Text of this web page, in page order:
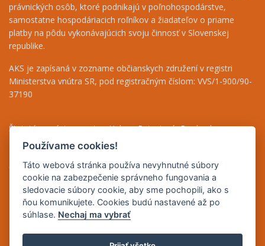
právnických osôb, ktoré podnikajú v poľnohospodárstve,
samostatne hospodáriacich roľníkov a žiadateľov o priame
platby na pôdu vykonávajúcich svoju činnosť v Slovenskej
republike.
AKS je zapísaná v zozname občianskych združení v registri
Ministerstva vnútra SR, pod registračným číslom: VVS/1-900/90-
37190
Štatutárny zástupca - Ing. Helena Patasiová, Predseda
Riaditeľka - Ing. Bernáthová Nikoleta, tel.: +421 948 036 719
Odborné poradenstvo - Mgr. Beáta Puha, tel.: +421 948 838 493
IČO: 42165083
DIČ: 2023235731
IČ DPH: SK2023235731
Používame cookies!
Táto webová stránka používa nevyhnutné súbory
cookie na zabezpečenie správneho fungovania a
sledovacie súbory cookie, aby sme pochopili, ako s
ňou komunikujete. Cookies budú nastavené až po
súhlase. Nechaj ma vybrať